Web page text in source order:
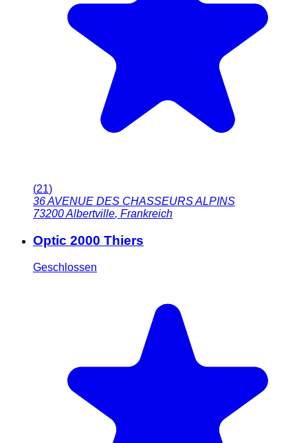
(21)
36 AVENUE DES CHASSEURS ALPINS
73200Albertville, Frankreich
Optic 2000 Thiers
Geschlossen